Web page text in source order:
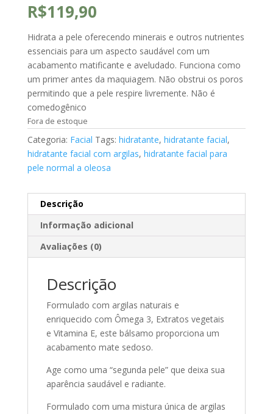
R$119,90
Hidrata a pele oferecendo minerais e outros nutrientes
essenciais para um aspecto saudável com um
acabamento matificante e aveludado. Funciona como
um primer antes da maquiagem. Não obstrui os poros
permitindo que a pele respire livremente. Não é
comedogênico
Fora de estoque
Categoria: Facial Tags: hidratante, hidratante facial,
hidratante facial com argilas, hidratante facial para
pele normal a oleosa
Descrição
Informação adicional
Avaliações (0)
Descrição
Formulado com argilas naturais e
enriquecido com Ômega 3, Extratos vegetais
e Vitamina E, este bálsamo proporciona um
acabamento mate sedoso.
Age como uma “segunda pele” que deixa sua
aparência saudável e radiante.
Formulado com uma mistura única de argilas